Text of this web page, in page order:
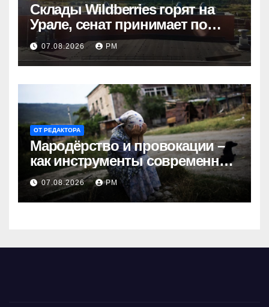
Склады Wildberries горят на
Урале, сенат принимает по
Грэму закон
07.08.2026 РМ
ОТ РЕДАКТОРА
Мародёрство и провокации –
как инструменты современной
политики России
07.08.2026 РМ